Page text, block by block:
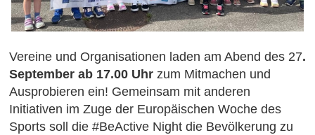
Vereine und Organisationen laden am Abend des 27.
September ab 17.00 Uhr zum Mitmachen und
Ausprobieren ein! Gemeinsam mit anderen
Initiativen im Zuge der Europäischen Woche des
Sports soll die #BeActive Night die Bevölkerung zu